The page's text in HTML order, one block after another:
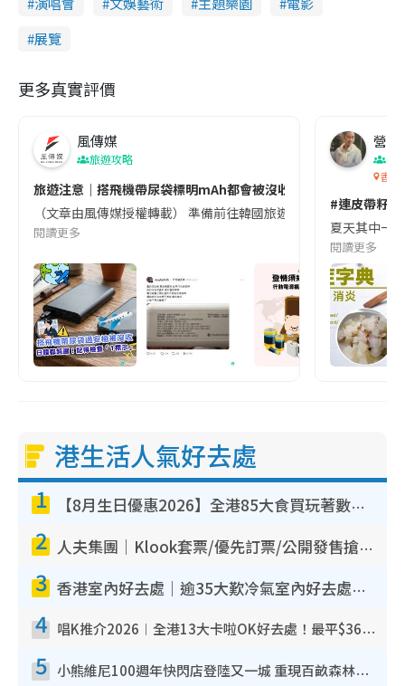
展覽
更多真實評價
風傳媒
旅遊攻略
旅遊注意｜搭飛機帶尿袋標明mAh都會被沒收😱出發前切記檢查
（文章由風傳媒授權轉載） 準備前往韓國旅遊的民眾，近期要
閱讀更多
營養
香港
#連皮帶籽
夏天其中一
閱讀更多
港生活人氣好去處
1 【8月生日優惠2026】全港85大食買玩著數攻略 自助餐/火鍋放題同行免費＋誠品/DONKI送現金券
2 人夫集團｜Klook套票/優先訂票/公開發售搶飛攻略！附票價.購票連結.場地座位表
3 香港室內好去處｜逾35大歎冷氣室內好去處推介 室內活動免費避雨無懼落雨
4 唱K推介2026︱全港13大卡啦OK好去處！最平$36起 日文K都有！(附地址+收費詳情)
5 小熊維尼100週年快閃店登陸又一城 重現百畝森林經典場景／獨家限定盲盒登場／專屬DIY香水